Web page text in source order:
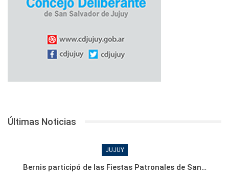
Últimas Noticias
JUJUY
Bernis participó de las Fiestas Patronales de San…